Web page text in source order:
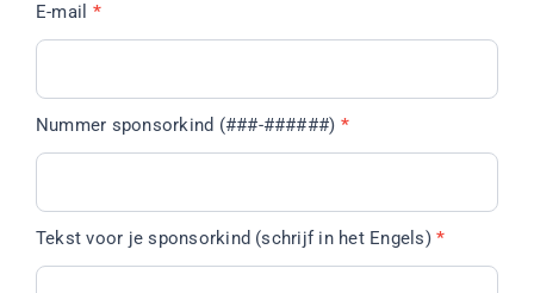
E-mail *
Nummer sponsorkind (###-######) *
Tekst voor je sponsorkind (schrijf in het Engels) *